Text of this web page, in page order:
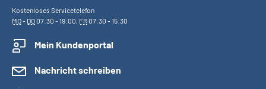
Kostenloses Servicetelefon
MO- DO07:30 - 19:00, FR07:30 - 15:30
Mein Kundenportal
Nachricht schreiben